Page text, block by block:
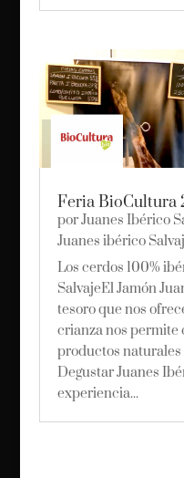
Feria BioCultura
porJuanes Ibérico
Juanes ibérico
Los cerdos 100%
SalvajeEl Jamón
tesoro que nos
crianza nos permite
productos naturales
Degustar Juanes
experiencia...